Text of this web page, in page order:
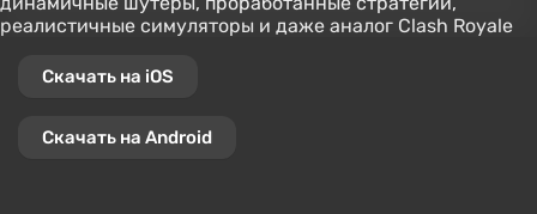
Скачать на iOS
Скачать на Android